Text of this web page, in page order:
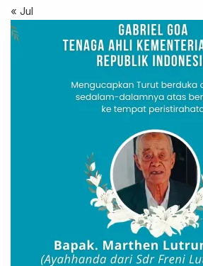
« Jul